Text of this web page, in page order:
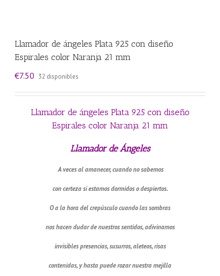
Llamador de ángeles Plata 925 con diseño
Espirales color Naranja 21 mm
€7.50 32 disponibles
Llamador de ángeles Plata 925 con diseño
Espirales color Naranja 21 mm
Llamador de Ángeles
A veces al amanecer, cuando no sabemos
con certeza si estamos dormidos o despiertos.
O a la hora del crepúsculo cuando las sombras
nos hacen dudar de nuestros sentidos, adivinamos
invisibles presencias, susurros, aleteos, risas
contenidas, y hasta puede rozar nuestra mejilla